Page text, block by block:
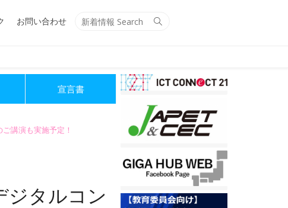
Search
お問い合わせ
宣言書
講演も実施予定！
ジタルコン